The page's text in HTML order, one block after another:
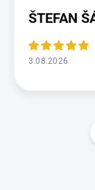
ŠTEFAN
3.08.2026